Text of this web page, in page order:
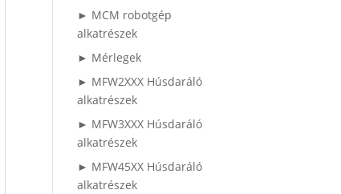
► MCM robotgép
alkatrészek
► Mérlegek
► MFW2XXX Húsdaráló
alkatrészek
► MFW3XXX Húsdaráló
alkatrészek
► MFW45XX Húsdaráló
alkatrészek